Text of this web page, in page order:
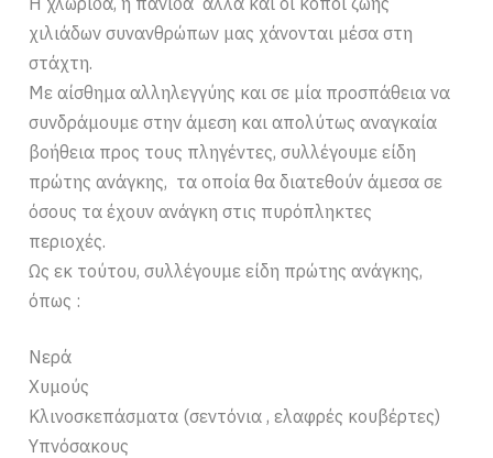
χιλιάδων συνανθρώπων μας χάνονται μέσα στη
στάχτη.
Με αίσθημα αλληλεγγύης και σε μία προσπάθεια να
συνδράμουμε στην άμεση και απολύτως αναγκαία
βοήθεια προς τους πληγέντες, συλλέγουμε είδη
πρώτης ανάγκης, τα οποία θα διατεθούν άμεσα σε
όσους τα έχουν ανάγκη στις πυρόπληκτες
περιοχές.
Ως εκ τούτου, συλλέγουμε είδη πρώτης ανάγκης,
όπως :
Νερά
Χυμούς
Κλινοσκεπάσματα (σεντόνια , ελαφρές κουβέρτες)
Υπνόσακους